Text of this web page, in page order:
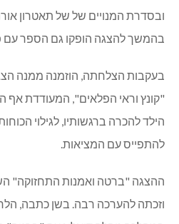
ובסדרת המנויים של של תאטרון
בהמשך להצגה הופקו גם הספר עם
בעקבות הצלחתה, הוזמנה ממנה
"קונץ וראי הפלאים", המעודדת אף
הילד להכרה ברגשותיו, לגילוי
להתפייס עם המציאות.
וזכתה להערכה רבה. בשן כתבה,